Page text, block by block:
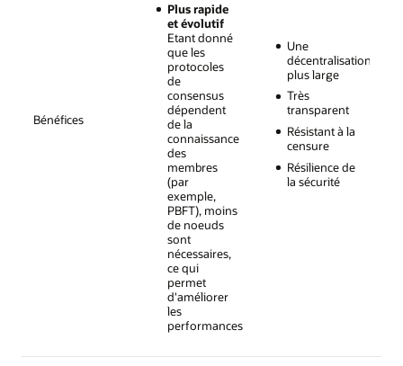
Bénéfices
Plus rapide
et évolutif
Etant donné
que les
protocoles
de
consensus
dépendent
de la
connaissance
des
membres
(par
exemple,
PBFT), moins
de noeuds
sont
nécessaires,
ce qui
permet
d'améliorer
les
performances
Une
décentralisation
plus large
Très
transparent
Résistant à la
censure
Résilience de
la sécurité